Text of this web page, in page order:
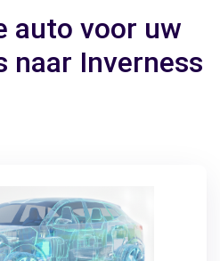
auto voor uw
naar Inverness